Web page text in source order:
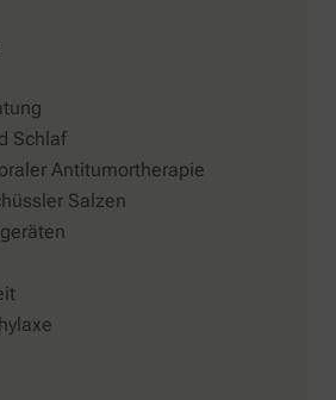
Schlaf
Antitumortherapie
Salzen